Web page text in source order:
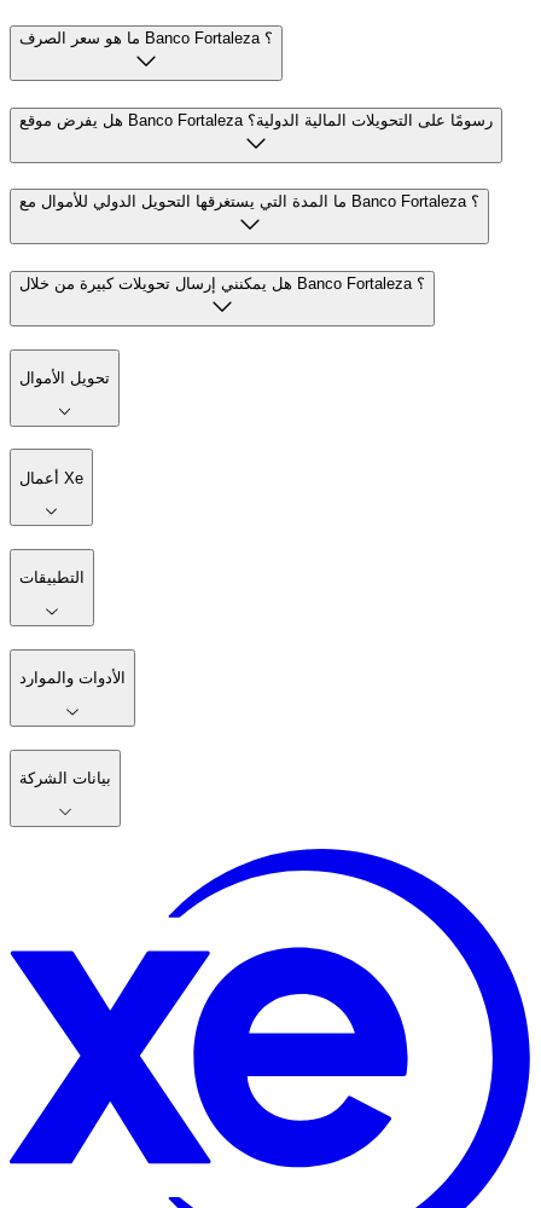
ما هو سعر الصرف Banco Fortaleza ؟
هل يفرض موقع Banco Fortaleza رسومًا على التحويلات المالية الدولية؟
ما المدة التي يستغرقها التحويل الدولي للأموال مع Banco Fortaleza ؟
هل يمكنني إرسال تحويلات كبيرة من خلال Banco Fortaleza ؟
تحويل الأموال
أعمال Xe
التطبيقات
الأدوات والموارد
بيانات الشركة